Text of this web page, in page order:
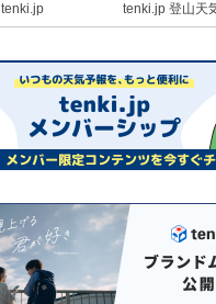
tenki.jp tenki.jp 登山天